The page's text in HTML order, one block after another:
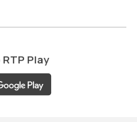
RTP Play